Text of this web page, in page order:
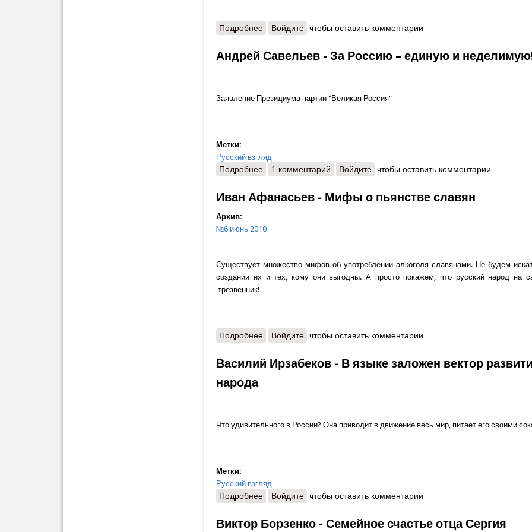
Подробнее о Протоиерей Артемий Владимиров - Свеча любви
Войдите чтобы оставить комментарии
Андрей Савельев - За Россию – единую и
Заявление Президиума партии "Великая Россия"
Метки:
Русский взгляд
Подробнее о Андрей Савельев - За Россию – единую и неделимую!
1 комментарий Войдите чтобы оставить комментарии
Иван Афанасьев - Мифы о пьянстве славян
Архив:
№6 июнь 2010
Существует множество мифов об употреблении алкоголя славянами. Не будем
создании их и тех, кому они выгодны. А просто покажем, что русский народ на
трезвенник!
Подробнее о Иван Афанасьев - Мифы о пьянстве славян
Войдите чтобы оставить комментарии
Василий Ирзабеков - В языке заложен вектор
народа
Что удивительного в России? Она приводит в движение весь мир, питает его своими
Метки:
Русский взгляд
Подробнее о Василий Ирзабеков - В языке заложен вектор развития народа
Войдите чтобы оставить комментарии
Виктор Борзенко - Семейное счастье отца Сергия